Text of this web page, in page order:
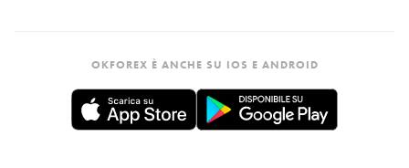
OKFOREX È ANCHE SU IOS E ANDROID